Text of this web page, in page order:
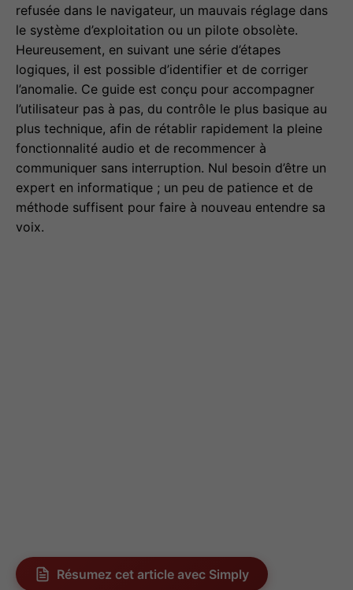
refusée dans le navigateur, un mauvais réglage dans
le système d’exploitation ou un pilote obsolète.
Heureusement, en suivant une série d’étapes
logiques, il est possible d’identifier et de corriger
l’anomalie. Ce guide est conçu pour accompagner
l’utilisateur pas à pas, du contrôle le plus basique au
plus technique, afin de rétablir rapidement la pleine
fonctionnalité audio et de recommencer à
communiquer sans interruption. Nul besoin d’être un
expert en informatique ; un peu de patience et de
méthode suffisent pour faire à nouveau entendre sa
voix.
Résumez cet article avec Simply